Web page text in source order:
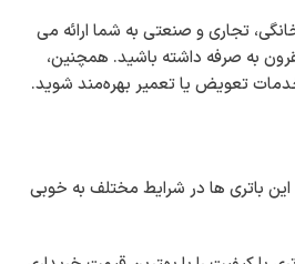
تجاری و صنعتی به شما ارائه می
به صرفه داشته باشید. همچنین،
تعویض یا تعمیر بهره‌مند شوید.
این باتری ها در شرایط مختلف به خوبی